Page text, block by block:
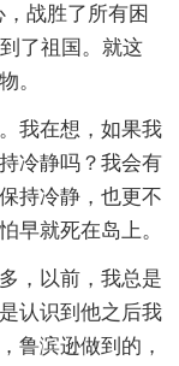
战胜了所有困
了祖国。就这
。
我在想，如果我
冷静吗？我会有
持冷静，也更不
早就死在岛上。
，以前，我总是
认识到他之后我
鲁滨逊做到的，